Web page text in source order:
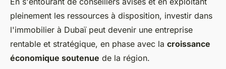
pleinement les ressources à disposition, investir dans
l'immobilier à Dubaï peut devenir une entreprise
rentable et stratégique, en phase avec la croissance
économique soutenue de la région.